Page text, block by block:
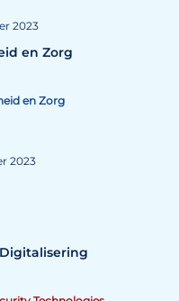
2023
en Zorg
en Zorg
2023